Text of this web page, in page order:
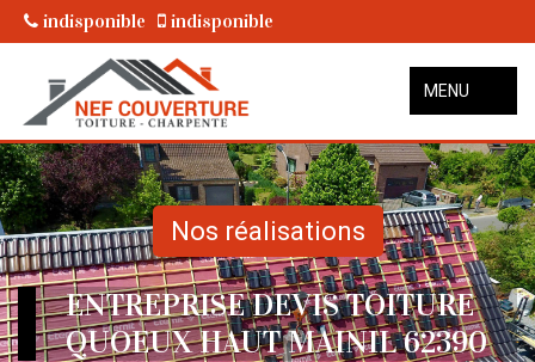
indisponible indisponible
MENU
Nos réalisations
ENTREPRISE DEVIS TOITURE
QUOEUX HAUT MAINIL 62390